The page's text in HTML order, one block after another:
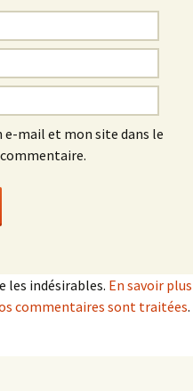
mail et mon site dans le
les indésirables. En savoir plus
commentaires sont traitées.